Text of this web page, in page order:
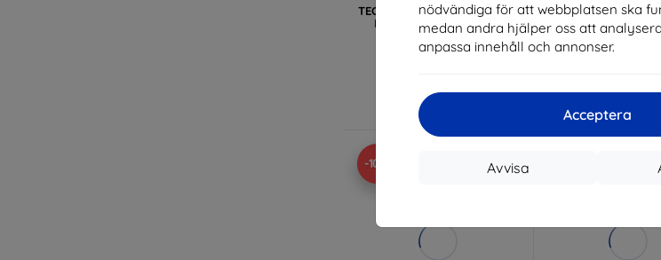
nödvändiga för att webbplatsen ska
medan andra hjälper oss att
anpassa innehåll och annonser.
Acceptera
Avvisa
TECH-PROTECT SMARTSHELL
MACBOOK NEO 13 2026
GLITTER CLEAR
(5906302340002)
Sista varan i lager
TECH-PROTECT
MACBOOK NEO
MATTE
Sista varan i
-10%